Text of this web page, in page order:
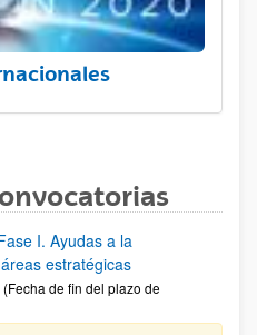
I. Ayudas a la
estratégicas
de fin del plazo de